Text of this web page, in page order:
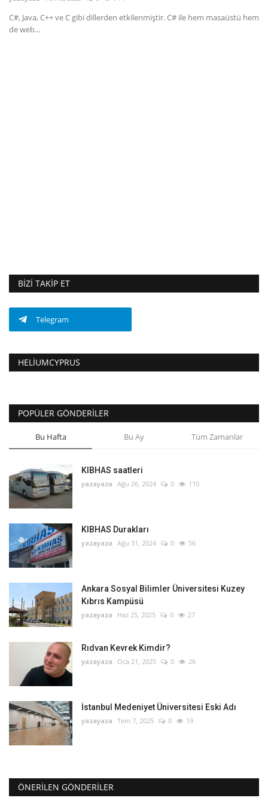
Dil
C#, Java, C++ ve C gibi dillerden etkilenmiştir. C# ile hem masaüstü hem
de web...
BIZI TAKIP ET
Telegram
HELIUMCYPRUS
POPÜLER GÖNDERILER
Bu Hafta Bu Ay Tüm Zamanlar
KIBHAS saatleri
yazayaza Ağu 26, 2024 0 110
KIBHAS Durakları
yazayaza Ağu 31, 2024 0 56
Ankara Sosyal Bilimler Üniversitesi Kuzey
Kıbrıs Kampüsü
yazayaza Haz 25, 2025 0 27
Rıdvan Kevrek Kimdir?
yazayaza Oca 21, 2025 0 26
İstanbul Medeniyet Üniversitesi Eski Adı
yazayaza Tem 7, 2025 0 19
ÖNERILEN GÖNDERILER